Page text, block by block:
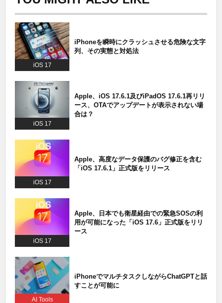
iOS 17
iPhoneを瞬時にクラッシュさせる危険な文字
列、その実態と対処法
iOS 17
Apple、iOS 17.6.1及びiPadOS 17.6.1再リリ
ース、OTAでアップデートが表示されない場
合は？
iOS 17
Apple、高度なデータ保護のバグ修正を含む
「iOS 17.6.1」正式版をリリース
iOS 17
Apple、日本でも衛星経由での緊急SOSの利
用が可能になった「iOS 17.6」正式版をリリ
ース
AI Tools
iPhoneでマルチタスクしながらChatGPTと話
すことが可能に